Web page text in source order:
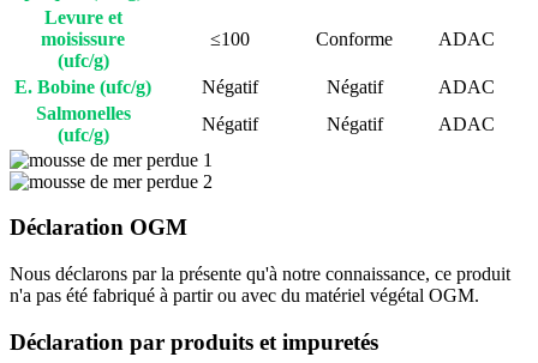
Levure et
moisissure
(ufc/g)
≤100 Conforme ADAC
E. Bobine (ufc/g) Négatif Négatif
ADAC
Salmonelles
(ufc/g)
Négatif Négatif ADAC
Déclaration OGM
Nous déclarons par la présente qu'à notre connaissance, ce produit
n'a pas été fabriqué à partir ou avec du matériel végétal OGM.
Déclaration par produits et impuretés